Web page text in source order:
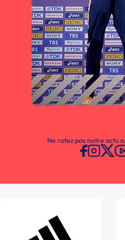
Ne ratez pas notre actu